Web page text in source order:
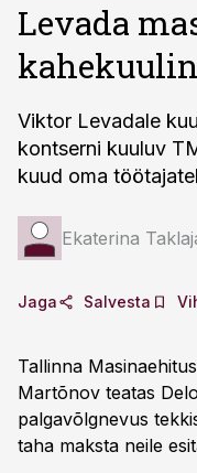
Levada
Viktor Levadale
kontserni kuuluv
kuud oma
Ekaterina
Jaga Salvesta
Tallinna
Martõnov teatas
palgavõlgnevus
taha maksta neile